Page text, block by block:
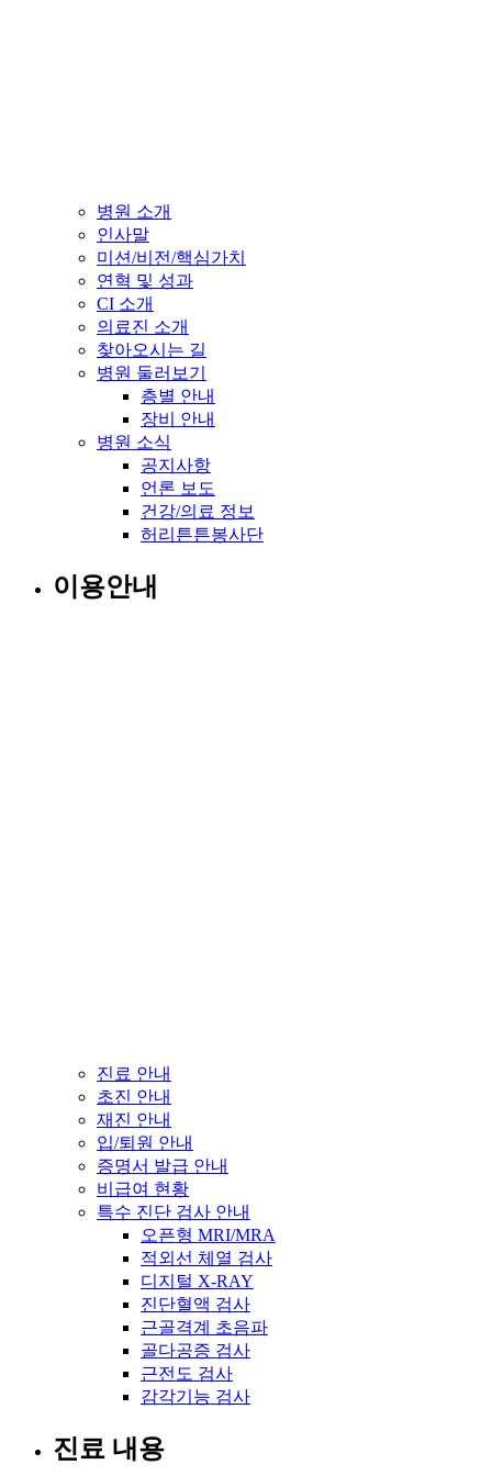
병원 소개
인사말
미션/비전/핵심가치
연혁 및 성과
CI 소개
의료진 소개
찾아오시는 길
병원 둘러보기
층별 안내
장비 안내
병원 소식
공지사항
언론 보도
건강/의료 정보
허리튼튼봉사단
이용안내
진료 안내
초진 안내
재진 안내
입/퇴원 안내
증명서 발급 안내
비급여 현황
특수 진단 검사 안내
오픈형 MRI/MRA
적외선 체열 검사
디지털 X-RAY
진단혈액 검사
근골격계 초음파
골다공증 검사
근전도 검사
감각기능 검사
진료 내용